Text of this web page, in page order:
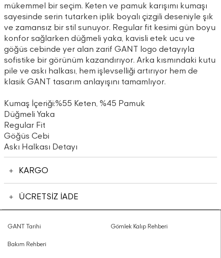
mükemmel bir seçim. Keten ve pamuk karışımı kumaşı
sayesinde serin tutarken iplik boyalı çizgili deseniyle şık
ve zamansız bir stil sunuyor. Regular fit kesimi gün boyu
konfor sağlarken düğmeli yaka, kavisli etek ucu ve
göğüs cebinde yer alan zarif GANT logo detayıyla
sofistike bir görünüm kazandırıyor. Arka kısmındaki kutu
pile ve askı halkası, hem işlevselliği artırıyor hem de
klasik GANT tasarım anlayışını tamamlıyor.
Kumaş İçeriği:%55 Keten, %45 Pamuk
Düğmeli Yaka
Regular Fit
Göğüs Cebi
Askı Halkası Detayı
KARGO
ÜCRETSİZ İADE
GANT Tarihi Gömlek Kalıp Rehberi
Bakım Rehberi